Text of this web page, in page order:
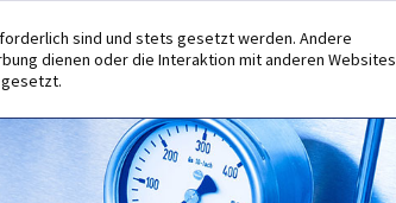
sind und stets gesetzt werden. Andere
dienen oder die Interaktion mit anderen Websites